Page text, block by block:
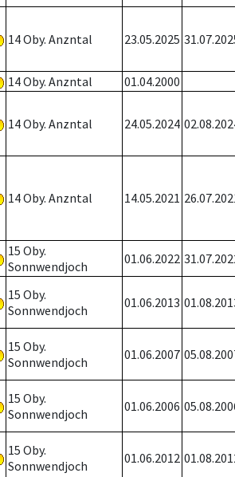
14 Oby. Anzntal 23.05.2025
14 Oby. Anzntal 01.04.2000
14 Oby. Anzntal 24.05.2024
14 Oby. Anzntal 14.05.2021
15 Oby.
Sonnwendjoch
01.06.2022
15 Oby.
Sonnwendjoch
01.06.2013
15 Oby.
Sonnwendjoch
01.06.2007
15 Oby.
Sonnwendjoch
01.06.2006
15 Oby.
Sonnwendjoch
01.06.2012